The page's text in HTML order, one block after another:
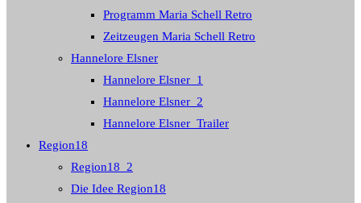
Programm Maria Schell Retro
Zeitzeugen Maria Schell Retro
Hannelore Elsner
Hannelore Elsner_1
Hannelore Elsner_2
Hannelore Elsner_Trailer
Region18
Region18_2
Die Idee Region18